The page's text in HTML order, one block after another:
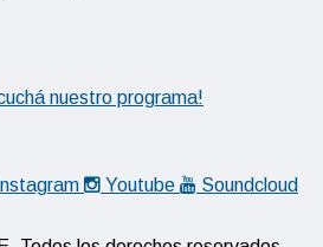
Instagram Youtube Soundcloud